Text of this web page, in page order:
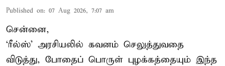
Published on: 07 Aug 2026, 7:07 am
சென்னை,
‘ரீல்ஸ்’ அரசியலில் கவனம் செலுத்துவதை
விடுத்து, போதைப் பொருள் புழக்கத்தையும் இந்த